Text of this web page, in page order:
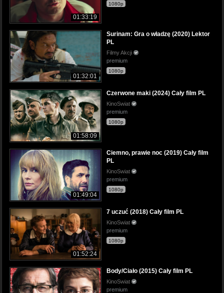
01:33:19
1080p
01:32:01
Surinam: Gra o władzę (2020) Lektor
PL
Filmy Akcji
premium
1080p
01:58:09
Czerwone maki (2024) Cały film PL
KinoSwiat
premium
1080p
01:49:04
Ciemno, prawie noc (2019) Cały film
PL
KinoSwiat
premium
1080p
01:52:24
7 uczuć (2018) Cały film PL
KinoSwiat
premium
1080p
Body/Ciało (2015) Cały film PL
KinoSwiat
premium